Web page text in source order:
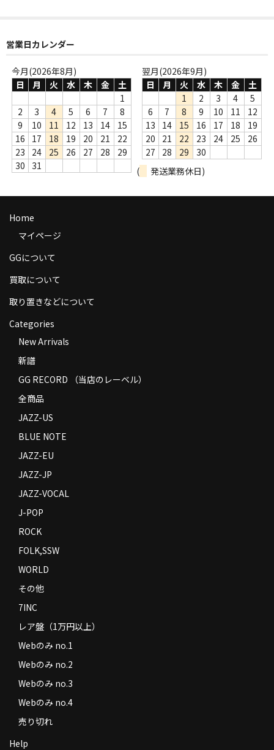
Webのみ no.3
Webのみ no.4
売り切れ
Help
お支払い方法
返品
特定商取引法に基づく表示
Contact
営業日カレンダー
今月(2026年8月)
日
月 火 水 木 金
土
1
2
3 4 5 6 7
8
9
10 11 12 13 14
15
16
17 18 19 20 21
22
23
24 25 26 27 28
29
30
31
翌月(2026年9月)
日
月 火 水 木 金
土
1
2 3 4
5
6
7 8 9 10 11
12
13
14 15 16 17 18
19
20
21 22 23 24 25
26
27
28 29
30
(
発送業務休日)
Home
マイページ
GGについて
買取について
取り置きなどについて
Categories
New Arrivals
新譜
GG RECORD （当店のレーベル）
全商品
JAZZ-US
BLUE NOTE
JAZZ-EU
JAZZ-JP
JAZZ-VOCAL
J-POP
ROCK
FOLK,SSW
WORLD
その他
7INC
レア盤（1万円以上）
Webのみ no.1
Webのみ no.2
Webのみ no.3
Webのみ no.4
売り切れ
Help